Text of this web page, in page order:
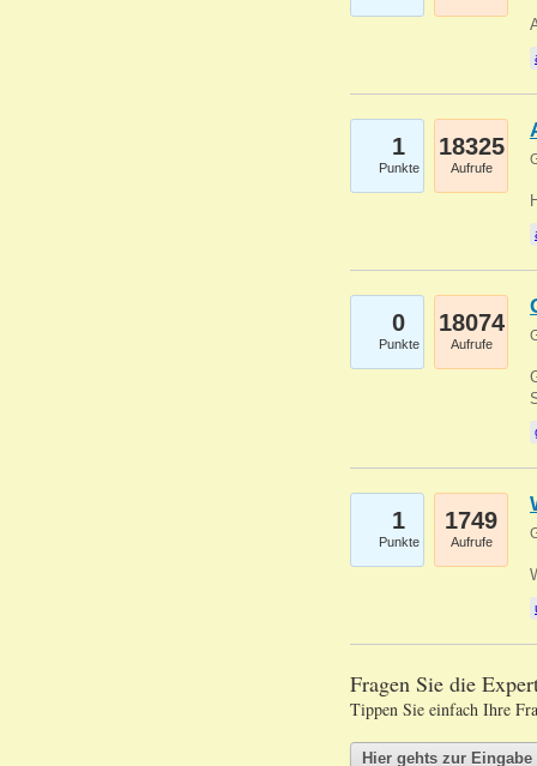
1
Punkte
18325
Aufrufe
0
Punkte
18074
Aufrufe
1
Punkte
1749
Aufrufe
Fragen Sie die
Tippen Sie einfach Ihre